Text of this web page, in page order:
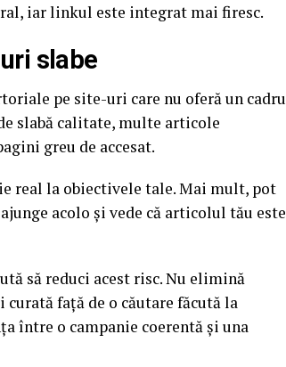
iar linkul este integrat mai firesc.
slabe
pe site-uri care nu oferă un cadru
slabă calitate, multe articole
greu de accesat.
real la obiectivele tale. Mai mult, pot
acolo și vede că articolul tău este
să reduci acest risc. Nu elimină
față de o căutare făcută la
între o campanie coerentă și una